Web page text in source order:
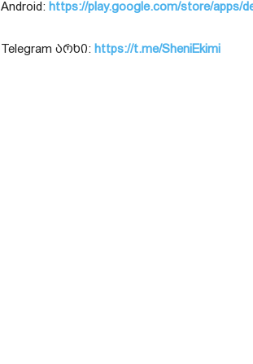
Android: https://play.google.com/store/apps/
Telegram არხი: https://t.me/SheniEkimi